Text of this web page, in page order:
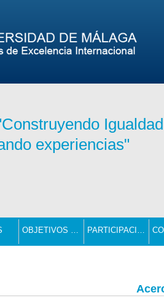
experiencias"
OBJETIVOS Y DESTINATARIOS PARTICIPACIÓN